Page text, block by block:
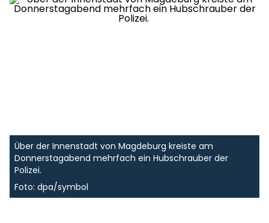
Über der Innenstadt von Magdeburg kreiste am
Donnerstagabend mehrfach ein Hubschrauber der
Polizei.
Foto: dpa/symbol